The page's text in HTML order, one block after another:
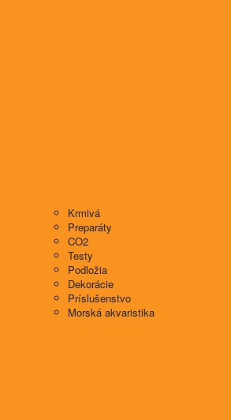
Krmivá
Preparáty
CO2
Testy
Podložia
Dekorácie
Príslušenstvo
Morská akvaristika